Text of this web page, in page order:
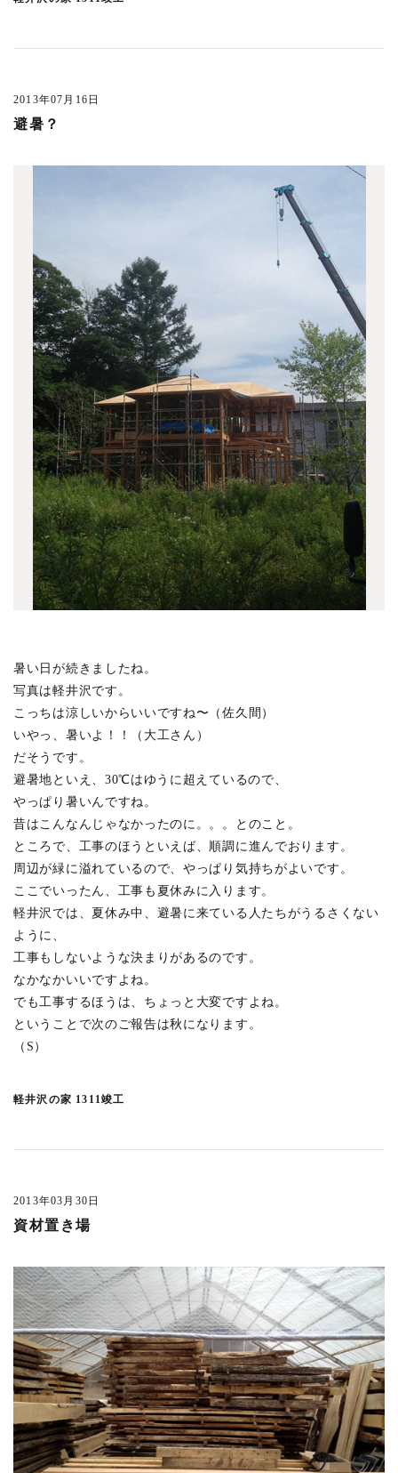
下馬の家 1312竣工
緑町の家 1305竣工
東嶺の家 1302竣工
赤坂の事務所ビル 1104竣工
善福寺の家 1103竣工 (2)
松原の家 1102竣工 (1)
上連雀の集合住宅 1101竣工 (4)
桜新町の家 1101竣工 (4)
錦の家 1101竣工 (2)
美しが丘の家 1101竣工 (4)
代沢の家 1012竣工 (1)
松庵の家 1012竣工 (2)
野崎の家 1011竣工 (2)
南千束の家 1011竣工 (1)
境南町の家 1009竣工 (7)
井の頭の家 1005竣工 (4)
向台の家 0912竣工 (1)
赤堤の家 0912竣工
名古屋 菊井の森 0911竣工 (5)
板橋のガレージ 0910竣工 (3)
板橋の集合住宅 0909竣工
世田谷の家 0908竣工 (2)
宮崎台の家 0908竣工 (6)
2026年の記事 (37)
2025年の記事
2024年の記事 (24)
2023年の記事 (24)
2022年の記事 (25)
2016年の記事
2015年の記事
2013年の記事 (28)
2012年の記事 (27)
2011年の記事 (52)
2010年の記事 (44)
2009年の記事 (36)
2013年07月16日
避暑？
暑い日が続きましたね。
写真は軽井沢です。
こっちは涼しいからいいですね〜（佐久間）
いやっ、暑いよ！！（大工さん）
だそうです。
避暑地といえ、30℃はゆうに超えているので、
やっぱり暑いんですね。
昔はこんなんじゃなかったのに。。。とのこと。
ところで、工事のほうといえば、順調に進んでおります。
周辺が緑に溢れているので、やっぱり気持ちがよいです。
ここでいったん、工事も夏休みに入ります。
軽井沢では、夏休み中、避暑に来ている人たちがうるさくない
ように、
工事もしないような決まりがあるのです。
なかなかいいですよね。
でも工事するほうは、ちょっと大変ですよね。
ということで次のご報告は秋になります。
（S）
軽井沢の家 1311竣工
2013年03月30日
資材置き場